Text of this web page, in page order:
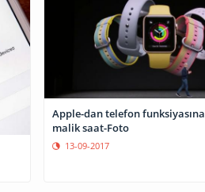
Apple-dan telefon funksiyasına
malik saat-Foto
13-09-2017